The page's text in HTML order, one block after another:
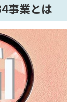
事業とは